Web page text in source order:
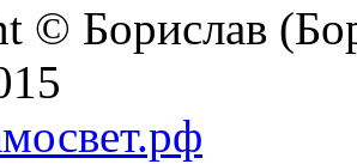
© Борислав